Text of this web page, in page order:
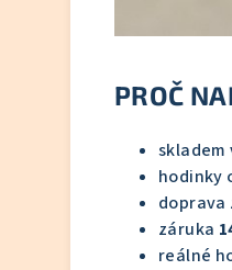
PROČ
skladem
hodinky
doprava
záruka
reálné